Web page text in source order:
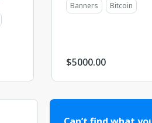
Banners Bitcoin
$5000.00